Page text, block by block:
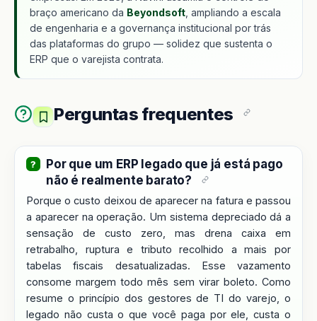
braço americano da Beyondsoft , ampliando a escala
de engenharia e a governança institucional por trás
das plataformas do grupo — solidez que sustenta o
ERP que o varejista contrata.
Perguntas frequentes
Por que um ERP legado que já está pago
não é realmente barato?
Porque o custo deixou de aparecer na fatura e passou
a aparecer na operação. Um sistema depreciado dá a
sensação de custo zero, mas drena caixa em
retrabalho, ruptura e tributo recolhido a mais por
tabelas fiscais desatualizadas. Esse vazamento
consome margem todo mês sem virar boleto. Como
resume o princípio dos gestores de TI do varejo, o
legado não custa o que você paga por ele, custa o